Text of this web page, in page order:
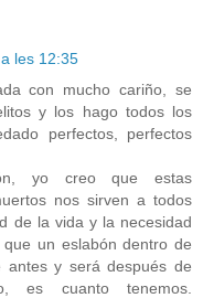
les 12:35
con mucho cariño, se
y los hago todos los
perfectos, perfectos
yo creo que estas
nos sirven a todos
de la vida y la necesidad
un eslabón dentro de
y será después de
es cuanto tenemos.